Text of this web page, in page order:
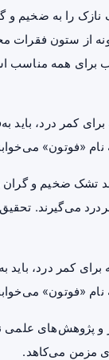
نازک را به ضخیم و
از ستون فقرات
برای همه مناسب
برای کمر درد،
«فوتون»
کمردرد
برای کمر درد،
«فوتون»
و پژوهش‌های علمی
مزمن می‌کاهد.